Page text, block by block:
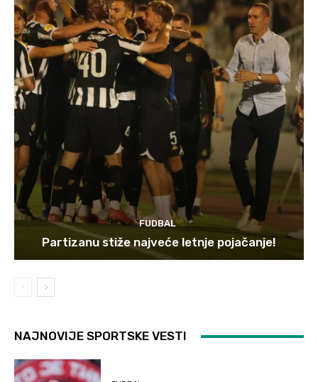
FUDBAL
Partizanu stiže najveće letnje pojačanje!
NAJNOVIJE SPORTSKE VESTI